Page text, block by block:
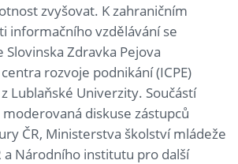
zvyšovat. K zahraničním
informačního vzdělávání se
Zdravka Pejova
rozvoje podnikání (ICPE)
Lublaňské Univerzity. Součástí
diskuse zástupců
ČR, Ministerstva školství mládeže
a Národního institutu pro další